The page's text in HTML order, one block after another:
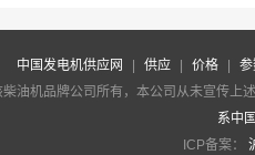
中国发电机供应网 供应 价格
油机品牌公司所有，本公司从未宣传
系中
ICP备案：